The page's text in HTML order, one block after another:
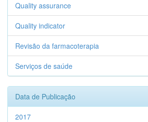
Quality assurance
Quality indicator
Revisão da farmacoterapia
Serviços de saúde
Data de Publicação
2017